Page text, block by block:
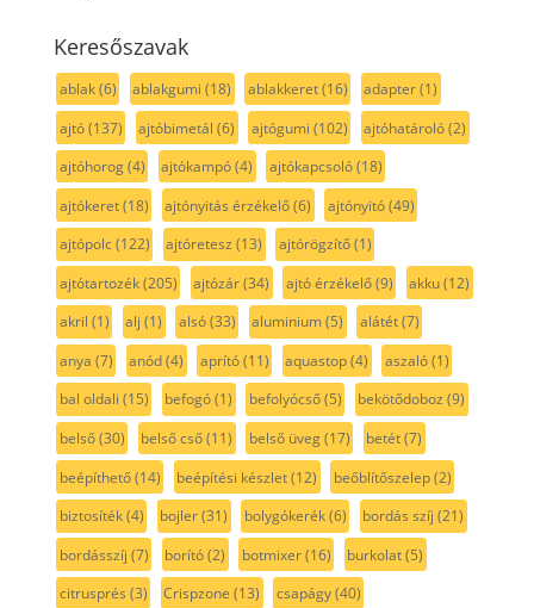
Keresőszavak
ablak(6) ablakgumi (18) ablakkeret(16) adapter(1)
ajtó(137) ajtóbimetál (6) ajtógumi (102) ajtóhatároló(2)
ajtóhorog(4) ajtókampó(4) ajtókapcsoló(18)
ajtókeret(18) ajtónyitás érzékelő(6) ajtónyitó(49)
ajtópolc(122) ajtóretesz (13) ajtórögzítő(1)
ajtótartozék(205) ajtózár(34) ajtó érzékelő(9) akku(12)
akril (1) alj (1) alsó(33) aluminium(5) alátét(7)
anya (7) anód(4) aprító(11) aquastop(4) aszaló(1)
bal oldali (15) befogó(1) befolyócső(5) bekötődoboz (9)
belső(30) belső cső(11) belső üveg(17) betét(7)
beépíthető(14) beépítési készlet(12) beőblítőszelep(2)
biztosíték(4) bojler(31) bolygókerék(6) bordás szíj (21)
bordásszíj (7) borító(2) botmixer(16) burkolat(5)
citrusprés (3) Crispzone (13) csapágy(40)